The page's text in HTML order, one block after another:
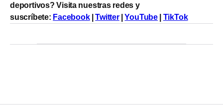
deportivos? Visita nuestras redes y
suscríbete: Facebook|Twitter|YouTube TikTok